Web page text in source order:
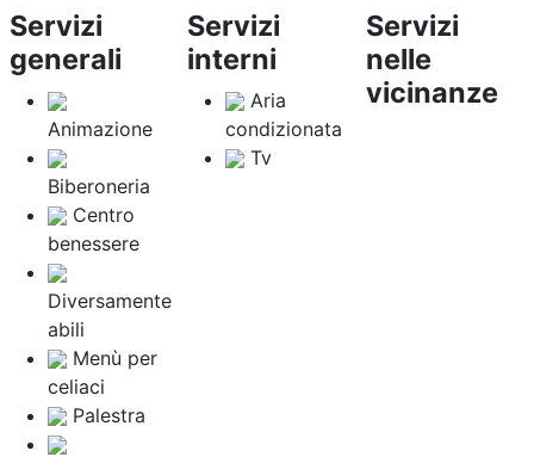
Servizi
generali
Animazione
Biberoneria
Centro
benessere
Diversamente
abili
Menù per
celiaci
Palestra
Servizi
interni
Aria
condizionata
Tv
Servizi
nelle
vicinanze